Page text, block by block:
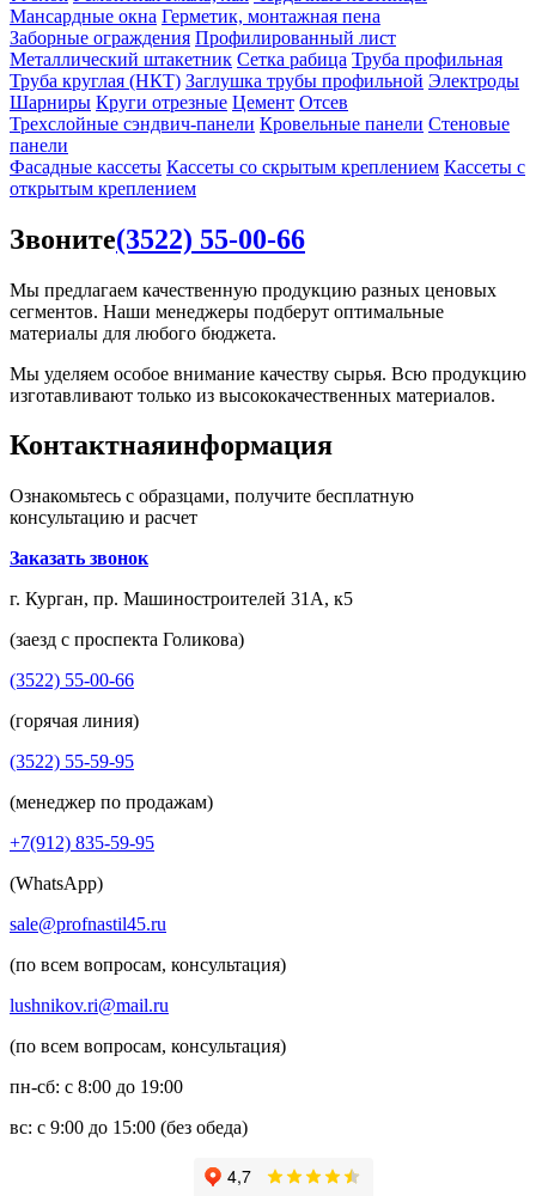
Мансардные окна Герметик, монтажная пена
Заборные ограждения Профилированный лист
Металлический штакетник Сетка рабица Труба профильная
Труба круглая (НКТ) Заглушка трубы профильной Электроды
Шарниры Круги отрезные Цемент Отсев
Трехслойные сэндвич-панели Кровельные панели Стеновые
панели
Фасадные кассеты Кассеты со скрытым креплением Кассеты с
открытым креплением
Звоните(3522) 55-00-66
Мы предлагаем качественную продукцию разных ценовых
сегментов. Наши менеджеры подберут оптимальные
материалы для любого бюджета.
Мы уделяем особое внимание качеству сырья. Всю продукцию
изготавливают только из высококачественных материалов.
Контактнаяинформация
Ознакомьтесь с образцами, получите бесплатную
консультацию и расчет
Заказать звонок
г. Курган, пр. Машиностроителей 31А, к5
(заезд с проспекта Голикова)
(3522) 55-00-66
(горячая линия)
(3522) 55-59-95
(менеджер по продажам)
+7(912) 835-59-95
(WhatsApp)
sale@profnastil45.ru
(по всем вопросам, консультация)
lushnikov.ri@mail.ru
(по всем вопросам, консультация)
пн-сб: с 8:00 до 19:00
вс: с 9:00 до 15:00 (без обеда)